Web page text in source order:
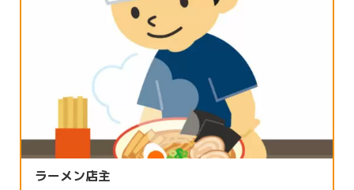
ラーメン店主